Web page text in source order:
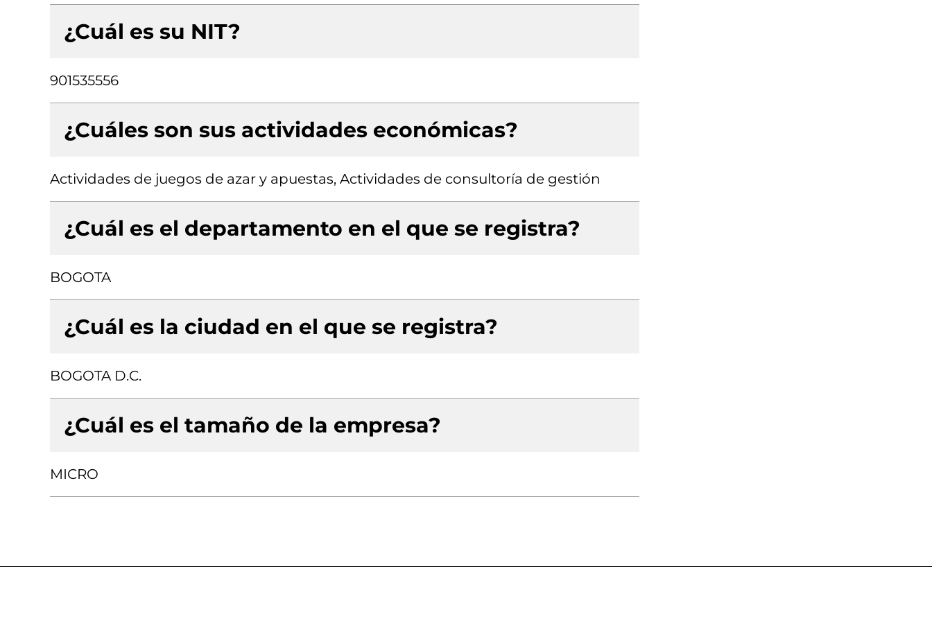
¿Cuál es su NIT?
901535556
¿Cuáles son sus actividades económicas?
Actividades de juegos de azar y apuestas, Actividades de consultoría de gestión
¿Cuál es el departamento en el que se registra?
BOGOTA
¿Cuál es la ciudad en el que se registra?
BOGOTA D.C.
¿Cuál es el tamaño de la empresa?
MICRO